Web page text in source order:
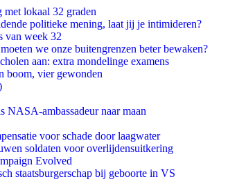
met lokaal 32 graden
politieke mening, laat jij je intimideren?
van week 32
we onze buitengrenzen beter bewaken?
aan: extra mondelinge examens
boom, vier gewonden
ambassadeur naar maan
voor schade door laagwater
soldaten voor overlijdensuitkering
Evolved
staatsburgerschap bij geboorte in VS